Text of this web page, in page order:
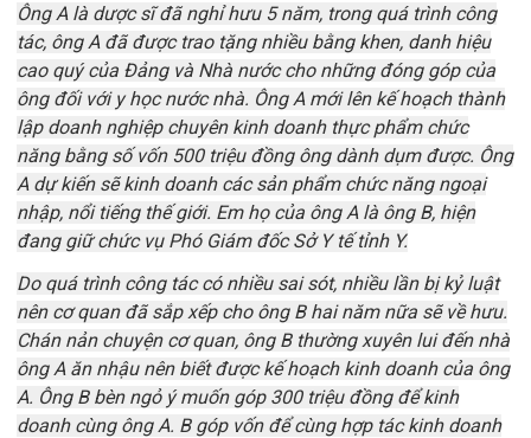
Ông A là dược sĩ đã nghỉ hưu 5 năm, trong quá trình công
tác, ông A đã được trao tặng nhiều bằng khen, danh hiệu
cao quý của Đảng và Nhà nước cho những đóng góp của
ông đối với y học nước nhà. Ông A mới lên kế hoạch thành
lập doanh nghiệp chuyên kinh doanh thực phẩm chức
năng bằng số vốn 500 triệu đồng ông dành dụm được. Ông
A dự kiến sẽ kinh doanh các sản phẩm chức năng ngoại
nhập, nổi tiếng thế giới. Em họ của ông A là ông B, hiện
đang giữ chức vụ Phó Giám đốc Sở Y tế tỉnh Y.
Do quá trình công tác có nhiều sai sót, nhiều lần bị kỷ luật
nên cơ quan đã sắp xếp cho ông B hai năm nữa sẽ về hưu.
Chán nản chuyện cơ quan, ông B thường xuyên lui đến nhà
ông A ăn nhậu nên biết được kế hoạch kinh doanh của ông
A. Ông B bèn ngỏ ý muốn góp 300 triệu đồng để kinh
doanh cùng ông A. B góp vốn để cùng hợp tác kinh doanh